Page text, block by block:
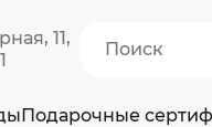
11,
Подарочные